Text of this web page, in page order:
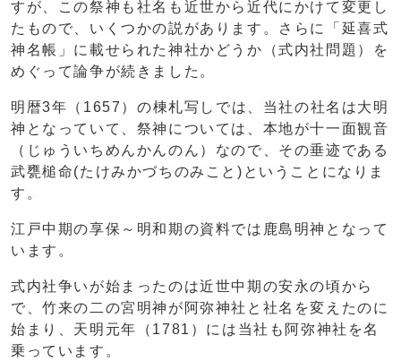
すが、この祭神も社名も近世から近代にかけて変更し
たもので、いくつかの説があります。さらに「延喜式
神名帳」に載せられた神社かどうか（式内社問題）を
めぐって論争が続きました。
明暦3年（1657）の棟札写しでは、当社の社名は大明
神となっていて、祭神については、本地が十一面観音
（じゅういちめんかんのん）なので、その垂迹である
武甕槌命(たけみかづちのみこと)ということになりま
す。
江戸中期の享保～明和期の資料では鹿島明神となって
います。
式内社争いが始まったのは近世中期の安永の頃から
で、竹来の二の宮明神が阿弥神社と社名を変えたのに
始まり、天明元年（1781）には当社も阿弥神社を名
乗っています。